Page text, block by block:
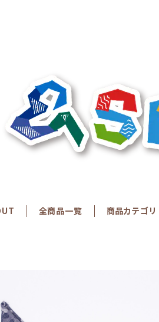
全商品一覧 商品カテゴリ